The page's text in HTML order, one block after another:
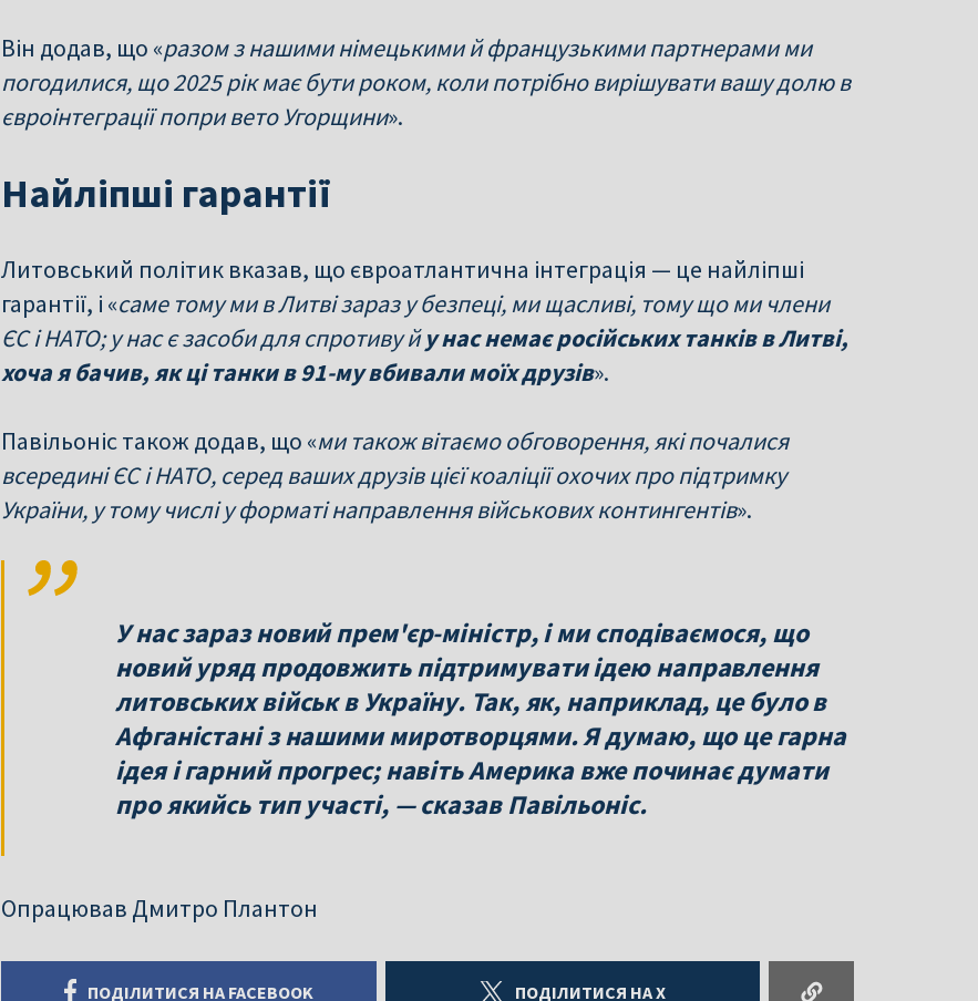
Він додав, що «разом з нашими німецькими й французькими партнерами ми
погодилися, що 2025 рік має бути роком, коли потрібно вирішувати вашу долю в
євроінтеграції попри вето Угорщини».
Найліпші гарантії
Литовський політик вказав, що євроатлантична інтеграція — це найліпші
гарантії, і «саме тому ми в Литві зараз у безпеці, ми щасливі, тому що ми члени
ЄС і НАТО; у нас є засоби для спротиву йу нас немає російських танків в Литві,
хоча я бачив, як ці танки в 91-му вбивали моїх друзів».
Павільоніс також додав, що «ми також вітаємо обговорення, які почалися
всередині ЄС і НАТО, серед ваших друзів цієї коаліції охочих про підтримку
України, у тому числі у форматі направлення військових контингентів».
У нас зараз новий прем'єр-міністр, і ми сподіваємося, що
новий уряд продовжить підтримувати ідею направлення
литовських військ в Україну. Так, як, наприклад, це було в
Афганістані з нашими миротворцями. Я думаю, що це гарна
ідея і гарний прогрес; навіть Америка вже починає думати
про якийсь тип участі, — сказав Павільоніс.
Опрацював Дмитро Плантон
ПОДІЛИТИСЯ НА FACEBOOK ПОДІЛИТИСЯ НА X